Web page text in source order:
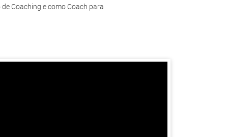
Coaching e como Coach para